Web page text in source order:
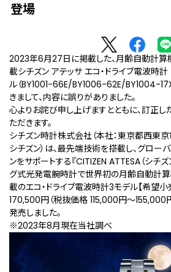
登場
2023年6月27日に掲載した、月齢自動計算
載シチズン アテッサ エコ・ドライブ電波時
ル（BY1001-66E/BY1006-62E/BY1004-17X
きまして、内容に誤りがありました。
心よりお詫び申し上げますとともに、訂正
ただきます。
シチズン時計株式会社（本社：東京都西東
シチズン）は、最先端技術を搭載し、グロー
ンをサポートする『CITIZEN ATTESA（シチズ
グ式光発電腕時計で世界初の月齢自動計算
載のエコ・ドライブ電波時計3モデル【希望
170,500円（税抜価格 115,000円～155,000
発売しました。
※2023年8月現在当社調べ